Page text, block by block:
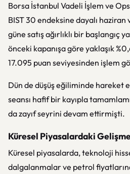
Borsa İstanbul Vadeli İşlem ve
BIST 30 endeksine dayalı haziran
güne satış ağırlıklı bir başlangıç
önceki kapanışa göre yaklaşık
17.095 puan seviyesinden işlem
Dün de düşüş eğiliminde hareket
seansı hafif bir kayıpla
da zayıf seyrini devam ettirmişti.
Küresel Piyasalardaki
Küresel piyasalarda, teknoloji
dalgalanmalar ve petrol